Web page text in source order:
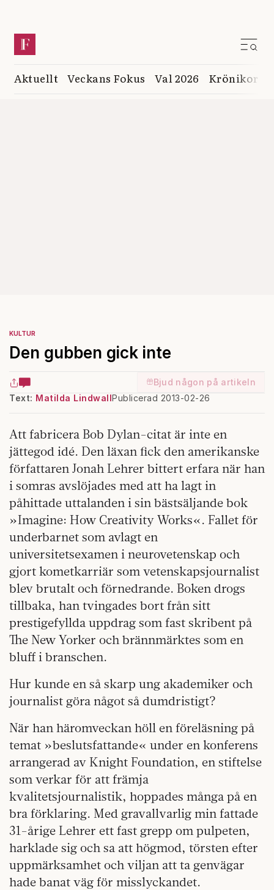
Aktuellt Veckans Fokus Val 2026 Krönikor
KULTUR
Den gubben gick inte
Bjud någon på artikeln
Text: Matilda LindwallPublicerad 2013-02-26
Att fabricera Bob Dylan-citat är inte en
jättegod idé. Den läxan fick den amerikanske
författaren Jonah Lehrer bittert erfara när han
i somras avslöjades med att ha lagt in
påhittade uttalanden i sin bästsäljande bok
»Imagine: How Creativity Works«. Fallet för
underbarnet som avlagt en
universitetsexamen i neurovetenskap och
gjort kometkarriär som vetenskapsjournalist
blev brutalt och förnedrande. Boken drogs
tillbaka, han tvingades bort från sitt
prestigefyllda uppdrag som fast skribent på
The New Yorker och brännmärktes som en
bluff i branschen.
Hur kunde en så skarp ung akademiker och
journalist göra något så dumdristigt?
När han häromveckan höll en föreläsning på
temat »beslutsfattande« under en konferens
arrangerad av Knight Foundation, en stiftelse
som verkar för att främja
kvalitetsjournalistik, hoppades många på en
bra förklaring. Med gravallvarlig min fattade
31-årige Lehrer ett fast grepp om pulpeten,
harklade sig och sa att högmod, törsten efter
uppmärksamhet och viljan att ta genvägar
hade banat väg för misslyckandet.